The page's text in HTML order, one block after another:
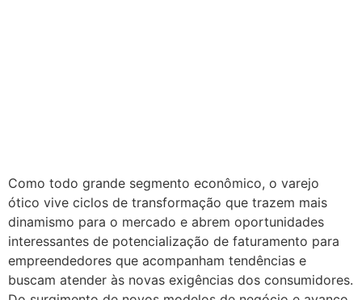
Como todo grande segmento econômico, o varejo
ótico vive ciclos de transformação que trazem mais
dinamismo para o mercado e abrem oportunidades
interessantes de potencialização de faturamento para
empreendedores que acompanham tendências e
buscam atender às novas exigências dos consumidores.